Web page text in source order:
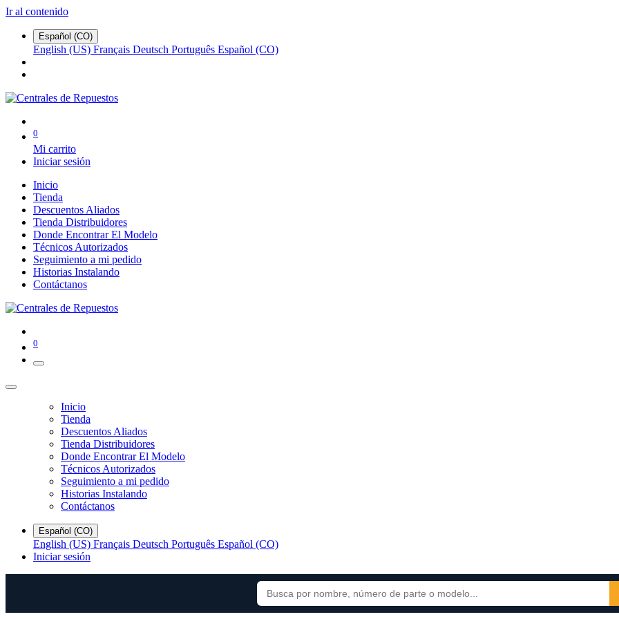
Ir al contenido
Español (CO)
English (US) Français Deutsch Português Español (CO)
0
Mi carrito
Iniciar sesión
Inicio
Tienda
Descuentos Aliados
Tienda Distribuidores
Donde Encontrar El Modelo
Técnicos Autorizados
Seguimiento a mi pedido
Historias Instalando
Contáctanos
0
Inicio
Tienda
Descuentos Aliados
Tienda Distribuidores
Donde Encontrar El Modelo
Técnicos Autorizados
Seguimiento a mi pedido
Historias Instalando
Contáctanos
Español (CO)
English (US) Français Deutsch Português Español (CO)
Iniciar sesión